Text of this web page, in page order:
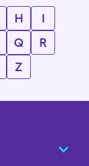
H
I
Q
R
Z